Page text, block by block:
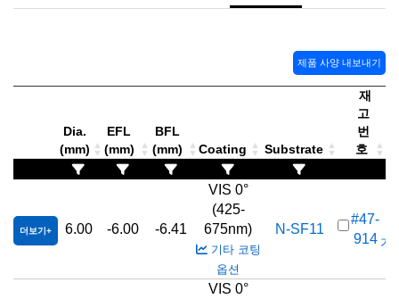
제품 사양 내보내기
Dia.
(mm)
EFL
(mm)
BFL
(mm)
Coating Substrate
재
고
번
호
더보기 6.00 -6.00 -6.41
VIS 0°
(425-
675nm)
기타 코팅
옵션
N-SF11
#47-
914 가
VIS 0°